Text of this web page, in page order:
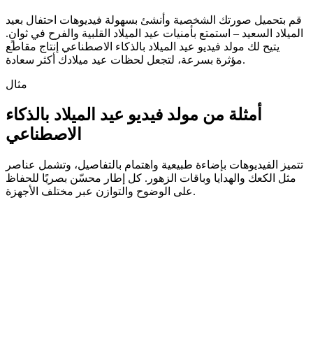
قم بتحميل صورتك الشخصية وأنشئ بسهولة فيديوهات احتفال بعيد
الميلاد السعيد – استمتع بأمنيات عيد الميلاد القلبية والفرح في ثوانٍ.
يتيح لك مولد فيديو عيد الميلاد بالذكاء الاصطناعي إنتاج مقاطع
مؤثرة بسرعة، لتجعل لحظات عيد ميلادك أكثر سعادة.
مثال
أمثلة من مولد فيديو عيد الميلاد بالذكاء
الاصطناعي
تتميز الفيديوهات بإضاءة طبيعية واهتمام بالتفاصيل، وتشمل عناصر
مثل الكعك والهدايا وباقات الزهور. كل إطار محسّن بصريًا للحفاظ
على الوضوح والتوازن عبر مختلف الأجهزة.